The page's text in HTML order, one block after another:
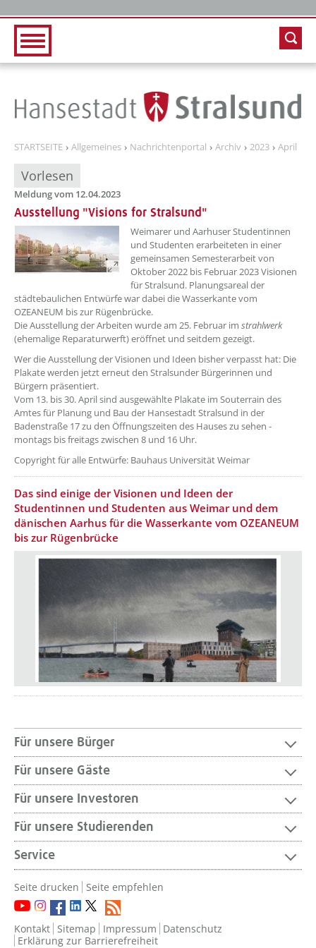
STARTSEITE Allgemeines Nachrichtenportal Archiv 2023 April
Vorlesen
Meldung vom 12.04.2023
Ausstellung "Visions for Stralsund"
??? absaetzeOben[1]/titel ???
Weimarer und Aarhuser Studentinnen
und Studenten erarbeiteten in einer
gemeinsamen Semesterarbeit von
Oktober 2022 bis Februar 2023 Visionen
für Stralsund. Planungsareal der
städtebaulichen Entwürfe war dabei die Wasserkante vom
OZEANEUM bis zur Rügenbrücke.
Die Ausstellung der Arbeiten wurde am 25. Februar im strahlwerk
(ehemalige Reparaturwerft) eröffnet und seitdem gezeigt.
Wer die Ausstellung der Visionen und Ideen bisher verpasst hat: Die
Plakate werden jetzt erneut den Stralsunder Bürgerinnen und
Bürgern präsentiert.
Vom 13. bis 30. April sind ausgewählte Plakate im Souterrain des
Amtes für Planung und Bau der Hansestadt Stralsund in der
Badenstraße 17 zu den Öffnungszeiten des Hauses zu sehen -
montags bis freitags zwischen 8 und 16 Uhr.
Copyright für alle Entwürfe: Bauhaus Universität Weimar
Das sind einige der Visionen und Ideen der
Studentinnen und Studenten aus Weimar und dem
dänischen Aarhus für die Wasserkante vom OZEANEUM
bis zur Rügenbrücke
Für unsere Bürger
Für unsere Gäste
Für unsere Investoren
Für unsere Studierenden
Service
Seite drucken Seite empfehlen
Kontakt Sitemap Impressum Datenschutz
Erklärung zur Barrierefreiheit